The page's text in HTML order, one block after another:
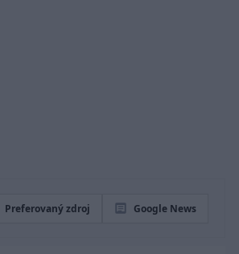
Preferovaný zdroj Google News